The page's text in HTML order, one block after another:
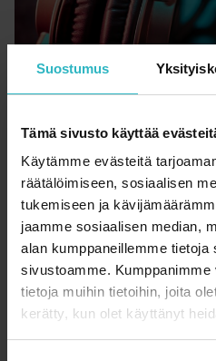
Suostumus
Tämä sivusto käyttää
Käytämme evästeitä
räätälöimiseen, sosiaalisen
tukemiseen ja
jaamme sosiaalisen median,
alan kumppaneillemme tietoja
sivustoamme. Kumppanimme
tietoja muihin tietoihin, joita
kerätty, kun olet käyttänyt
Nexeticin Henry
yrityslahjoittaminen
Katso kaikki